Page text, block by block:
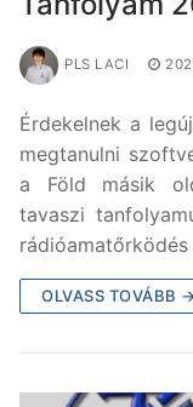
PLS LACI
Érdekelnek a
megtanulni
a Föld másik
tavaszi
OLVASS TOVÁBB →